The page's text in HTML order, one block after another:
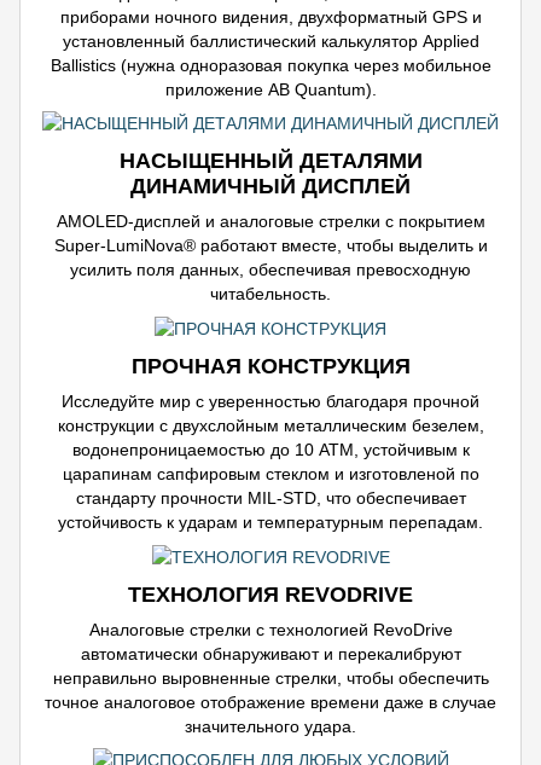
приборами ночного видения, двухформатный GPS и
установленный баллистический калькулятор Applied
Ballistics (нужна одноразовая покупка через мобильное
приложение AB Quantum).
НАСЫЩЕННЫЙ ДЕТАЛЯМИ
ДИНАМИЧНЫЙ ДИСПЛЕЙ
AMOLED-дисплей и аналоговые стрелки с покрытием
Super-LumiNova® работают вместе, чтобы выделить и
усилить поля данных, обеспечивая превосходную
читабельность.
ПРОЧНАЯ КОНСТРУКЦИЯ
Исследуйте мир с уверенностью благодаря прочной
конструкции с двухслойным металлическим безелем,
водонепроницаемостью до 10 АТМ, устойчивым к
царапинам сапфировым стеклом и изготовленой по
стандарту прочности MIL-STD, что обеспечивает
устойчивость к ударам и температурным перепадам.
ТЕХНОЛОГИЯ REVODRIVE
Аналоговые стрелки с технологией RevoDrive
автоматически обнаруживают и перекалибруют
неправильно выровненные стрелки, чтобы обеспечить
точное аналоговое отображение времени даже в случае
значительного удара.